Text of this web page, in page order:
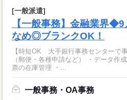
[一般派遣]
【一般事務】金融業界
なめ◎ブランクOK！
【時短OK 大手銀行事務センターで事務のお
（郵便・各種申請など） ・データ作
票の在庫管理 ・...
一般事務・OA事務